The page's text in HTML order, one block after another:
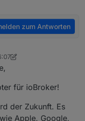
zum Antworten
5. Dez. 2025, 08:33
für ioBroker!
der Zukunft. Es
Apple, Google,